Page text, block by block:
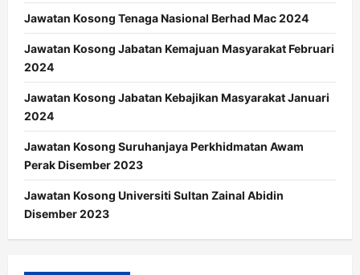
Jawatan Kosong Tenaga Nasional Berhad Mac 2024
Jawatan Kosong Jabatan Kemajuan Masyarakat Februari
2024
Jawatan Kosong Jabatan Kebajikan Masyarakat Januari
2024
Jawatan Kosong Suruhanjaya Perkhidmatan Awam
Perak Disember 2023
Jawatan Kosong Universiti Sultan Zainal Abidin
Disember 2023